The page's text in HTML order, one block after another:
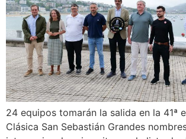
24 equipos tomarán la salida en la 41ª
Clásica San Sebastián Grandes